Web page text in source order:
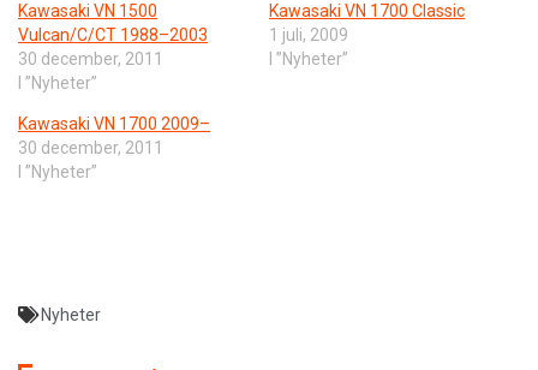
Kawasaki VN 1500
Vulcan/C/CT 1988–2003
30 december, 2011
I ”Nyheter”
Kawasaki VN 1700 Classic
1 juli, 2009
I ”Nyheter”
Kawasaki VN 1700 2009–
30 december, 2011
I ”Nyheter”
Nyheter